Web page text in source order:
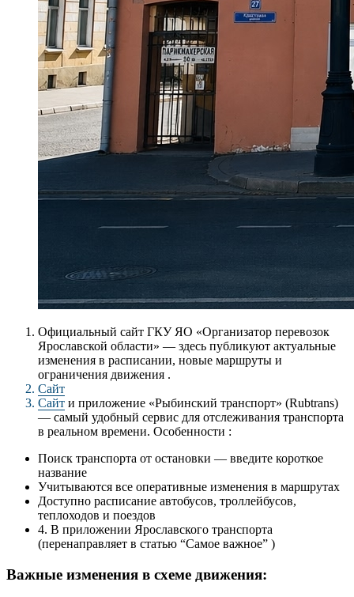
Официальный сайт ГКУ ЯО «Организатор перевозок
Ярославской области» — здесь публикуют актуальные
изменения в расписании, новые маршруты и
ограничения движения .
Cайт
Сайт и приложение «Рыбинский транспорт» (Rubtrans)
— самый удобный сервис для отслеживания транспорта
в реальном времени. Особенности :
Поиск транспорта от остановки — введите короткое
название
Учитываются все оперативные изменения в маршрутах
Доступно расписание автобусов, троллейбусов,
теплоходов и поездов
4. В приложении Ярославского транспорта
(перенаправляет в статью “Самое важное” )
Важные изменения в схеме движения: